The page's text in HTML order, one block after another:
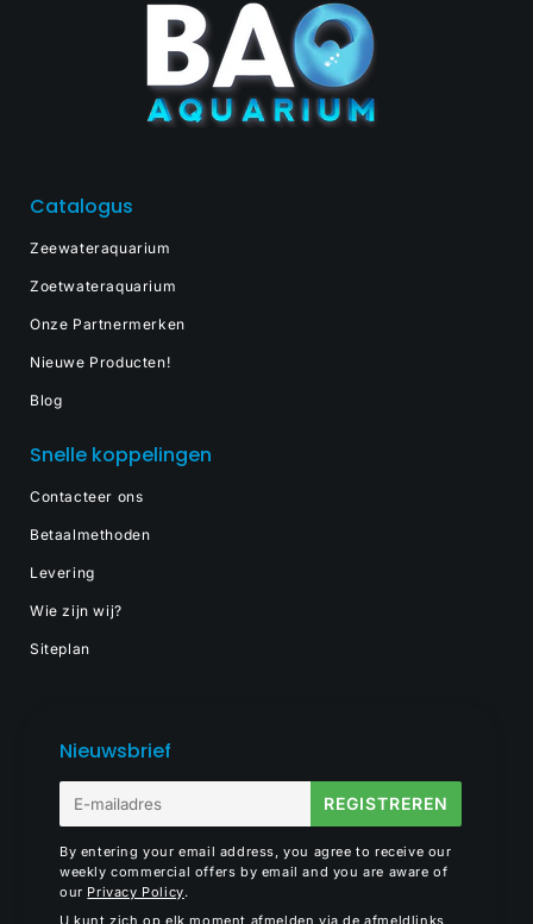
Catalogus
Zeewateraquarium
Zoetwateraquarium
Onze Partnermerken
Nieuwe Producten!
Blog
Snelle koppelingen
Contacteer ons
Betaalmethoden
Levering
Wie zijn wij?
Siteplan
Nieuwsbrief
mail
REGISTREREN
By entering your email address, you agree to receive our
weekly commercial offers by email and you are aware of
our Privacy Policy.
U kunt zich op elk moment afmelden via de afmeldlinks